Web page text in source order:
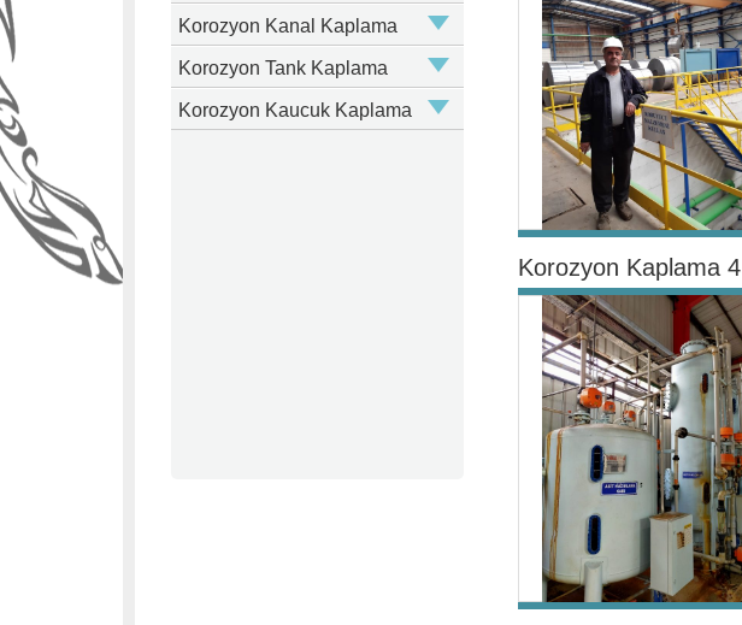
Korozyon Kanal Kaplama
Korozyon Tank Kaplama
Korozyon Kaucuk Kaplama
Korozyon Kaplama 4